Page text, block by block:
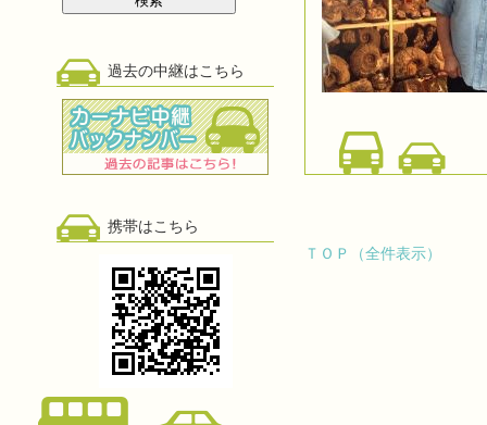
過去の中継はこちら
携帯はこちら
ＴＯＰ（全件表示）